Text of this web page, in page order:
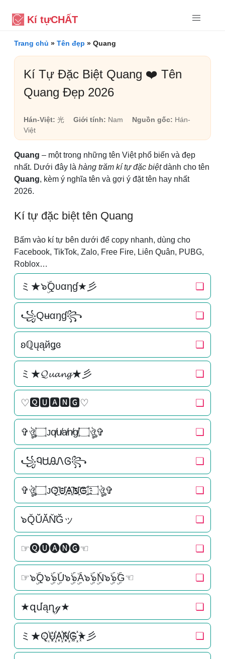
Kí tựCHẤT
Trang chủ » Tên đẹp » Quang
Kí Tự Đặc Biệt Quang ❤️ Tên
Quang Đẹp 2026
Hán-Việt: 光 Giới tính: Nam Nguồn gốc: Hán-
Việt
Quang – một trong những tên Việt phổ biến và đẹp
nhất. Dưới đây là hàng trăm kí tự đặc biệtdành cho tên
Quang, kèm ý nghĩa tên và gợi ý đặt tên hay nhất
2026.
Kí tự đặc biệt tên Quang
Bấm vào kí tự bên dưới để copy nhanh, dùng cho
Facebook, TikTok, Zalo, Free Fire, Liên Quân, PUBG,
Roblox…
ミ★๖ۣۜQυαηɠ★彡 ❏
꧁Qʉαŋɠ꧂ ❏
ʚℚųąйǥɞ ❏
ミ★𝓠𝓾𝓪𝓷𝓰★彡 ❏
♡🆀🆄🅰🅽🅶♡ ❏
✞ঔৣ۝ᴊq̸u̸a̸n̸g̸۝ঔৣ✞ ❏
꧁ᏄᏌᎯᏁᎶ꧂ ❏
✞ঔৣ۝ᴊQ҈U҈҈A҈҈N҈҈G҈҈۝ঔৣ✞ ❏
๖Q̆Ŭ̆Ă̆N̆̆Ğ̆ッ ❏
☞🅠🅤🅐🅝🅖☜ ❏
☞๖ۣۜQ๖ۣۜ๖ۣۜU๖ۣۜ๖ۣۜA๖ۣۜ๖ۣۜN๖ۣۜ๖ۣۜG☜ ❏
★զմąղℊ★ ❏
ミ★Q꙰U꙰꙰A꙰꙰N꙰꙰G꙰꙰★彡 ❏